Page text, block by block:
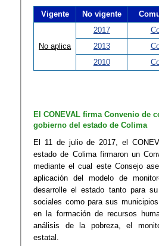
Vigente No vigente
No aplica
2017
2013
2010
El CONEVAL firma Convenio de
gobierno del estado de Colima
​El 11 de julio de 2017, el
estado de Colima firmaron un
mediante el cual este Consejo
aplicación del modelo de
desarr​olle el estado tanto para
sociales como para sus
en la formación de recursos
análisis de la pobreza, el
estatal.​